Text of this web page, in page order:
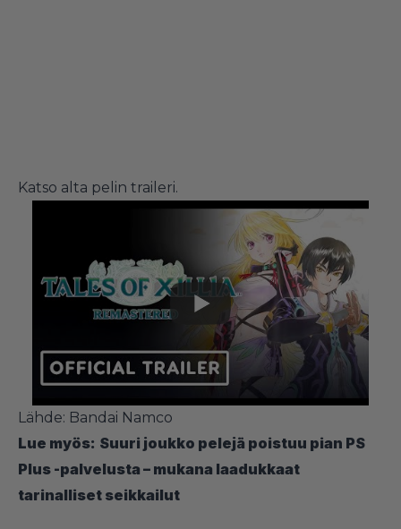
Katso alta pelin traileri.
Lähde: Bandai Namco
Lue myös: Suuri joukko pelejä poistuu pian PS
Plus -palvelusta – mukana laadukkaat
tarinalliset seikkailut